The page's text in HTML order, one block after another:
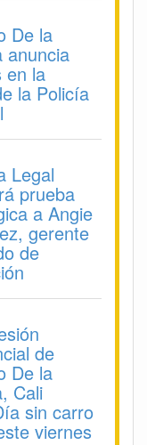
De la
anuncia
en la
la Policía
Legal
prueba
a Angie
gerente
de
de
De la
Cali
sin carro
viernes